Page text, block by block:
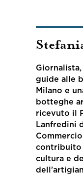
guide alle
Milano e
botteghe
ricevuto il
Lanfredini
contribuito
cultura e